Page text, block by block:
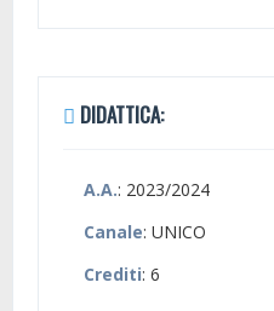
DIDATTICA:
A.A.: 2023/2024
Canale: UNICO
Crediti: 6